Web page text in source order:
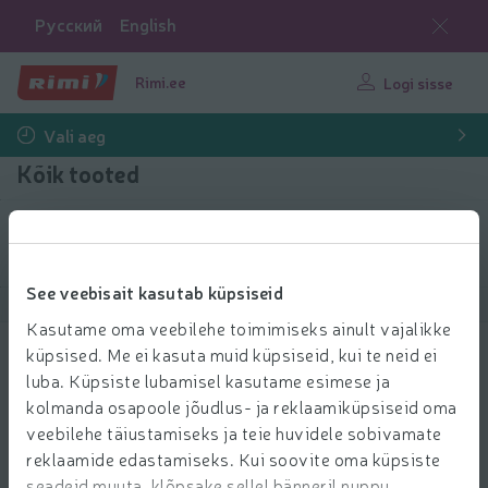
See veebisait kasutab küpsiseid
Kasutame oma veebilehe toimimiseks ainult vajalikke
küpsised. Me ei kasuta muid küpsiseid, kui te neid ei
luba. Küpsiste lubamisel kasutame esimese ja
kolmanda osapoole jõudlus- ja reklaamiküpsiseid oma
veebilehe täiustamiseks ja teie huvidele sobivamate
reklaamide edastamiseks. Kui soovite oma küpsiste
Русский English
Rimi.ee Logi sisse
Vali aeg
Kõik tooted
Filtreeri tooteid
Näita tooteid
Mango lassi Maitseelamused 300g
4.49 € per tk
449Hind ühiku kohta: 14,97 €/kg
14,97 €/kg
Lisa ostukorvi